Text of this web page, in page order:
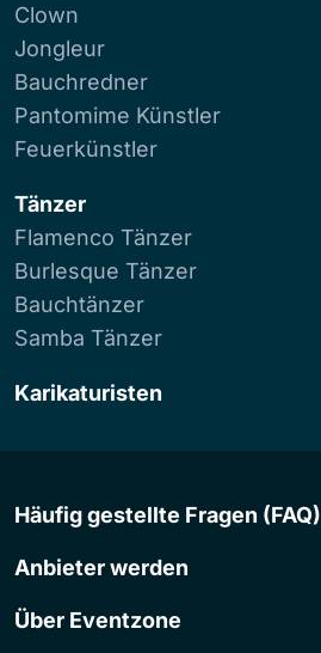
Clown
Jongleur
Bauchredner
Pantomime Künstler
Feuerkünstler
Tänzer
Flamenco Tänzer
Burlesque Tänzer
Bauchtänzer
Samba Tänzer
Karikaturisten
Häufig gestellte Fragen (FAQ)
Anbieter werden
Über Eventzone